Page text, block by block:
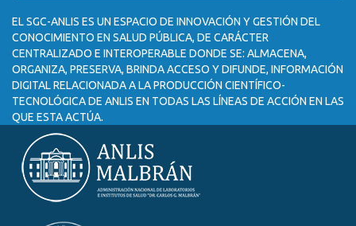
EL SGC-ANLIS ES UN ESPACIO DE INNOVACIÓN Y GESTIÓN DEL
CONOCIMIENTO EN SALUD PÚBLICA, DE CARÁCTER
CENTRALIZADO E INTEROPERABLE DONDE SE: ALMACENA,
ORGANIZA, PRESERVA, BRINDA ACCESO Y DIFUNDE, INFORMACIÓN
DIGITAL RELACIONADA A LA PRODUCCIÓN CIENTÍFICO-
TECNOLÓGICA DE ANLIS EN TODAS LAS LÍNEAS DE ACCIÓN EN LAS
QUE ESTA ACTÚA.